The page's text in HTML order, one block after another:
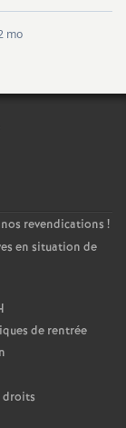
revendications !
en situation de
de rentrée
droits